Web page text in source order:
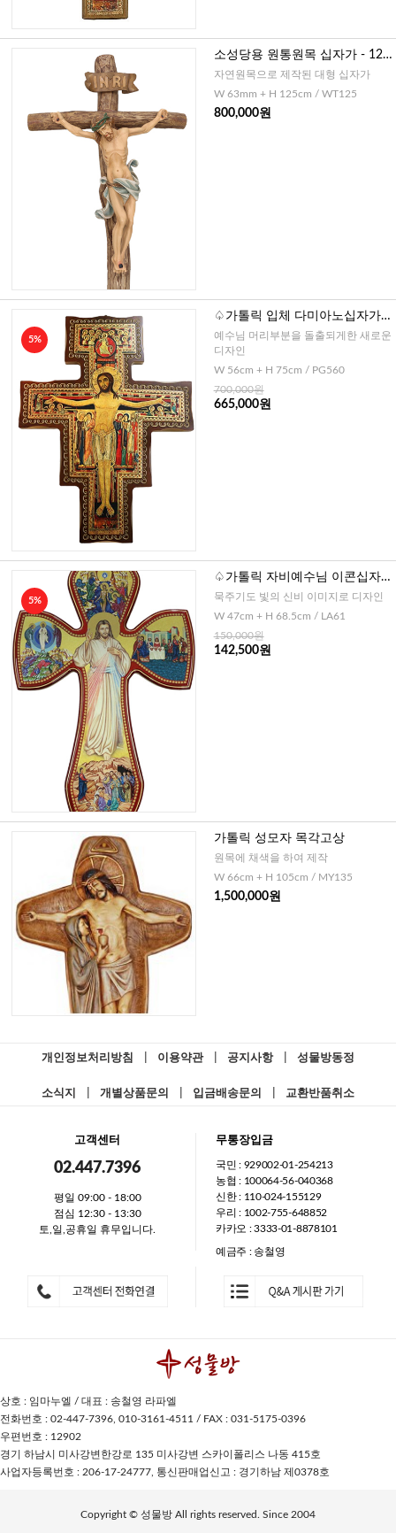
소성당용 원통원목 십자가 - 125
cm
자연원목으로 제작된 대형 십자가
W 63mm + H 125cm / WT125
800,000원
5%
♤가톨릭 입체 다미아노십자가
(이태리)-75cm
예수님 머리부분을 돌출되게한 새로운
디자인
W 56cm + H 75cm / PG560
700,000원
665,000원
5%
♤가톨릭 자비예수님 이콘십자
가-특대(이태리)
묵주기도 빛의 신비 이미지로 디자인
W 47cm + H 68.5cm / LA61
150,000원
142,500원
가톨릭 성모자 목각고상
원목에 채색을 하여 제작
W 66cm + H 105cm / MY135
1,500,000원
개인정보처리방침 이용약관 공지사항 성물방동정
소식지 개별상품문의 입금배송문의 교환반품취소
고객센터
02.447.7396
평일 09:00 - 18:00
점심 12:30 - 13:30
토,일,공휴일 휴무입니다.
무통장입금
국민 : 929002-01-254213
농협 : 100064-56-040368
신한 : 110-024-155129
우리 : 1002-755-648852
카카오 : 3333-01-8878101
예금주 : 송철영
상호 : 임마누엘 / 대표 : 송철영 라파엘
전화번호 : 02-447-7396, 010-3161-4511 / FAX : 031-5175-0396
우편번호 : 12902
경기 하남시 미사강변한강로 135 미사강변 스카이폴리스 나동 415호
사업자등록번호 : 206-17-24777, 통신판매업신고 : 경기하남 제0378호
Copyright © 성물방 All rights reserved. Since 2004